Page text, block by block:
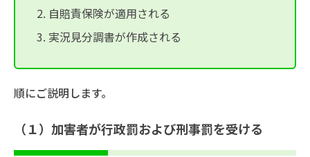
自賠責保険が適用される
実況見分調書が作成される
順にご説明します。
（１）加害者が行政罰および刑事罰を受ける